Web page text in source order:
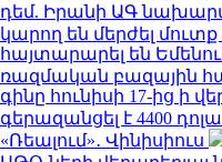
դեմ. Իրանի ԱԳ
կարող են մերժել
հայտարարել են
ռազմական բազային
գինը հունիսի 17-ից ի
գերազանցել է 4400
«Ռեալում»․ Վինիսիուս